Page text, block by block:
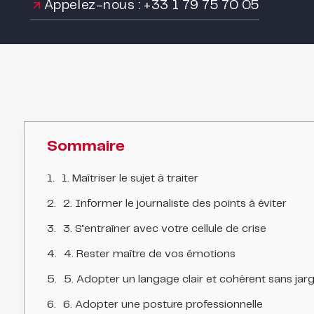
Appelez-nous : +33 1 79 75 70 05
Sommaire
1. Maîtriser le sujet à traiter
2. Informer le journaliste des points à éviter
3. S’entraîner avec votre cellule de crise
4. Rester maître de vos émotions
5. Adopter un langage clair et cohérent sans
6. Adopter une posture professionnelle